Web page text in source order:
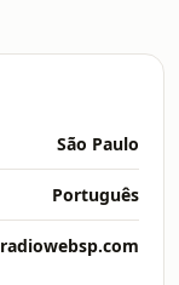
São Paulo
Português
radiowebsp.com